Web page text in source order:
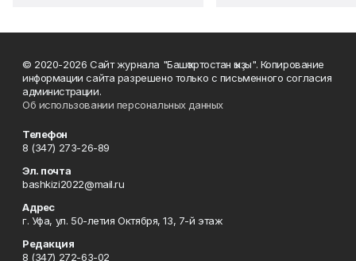
© 2020-2026 Сайт журнала "Башҡортостан ҡыҙы". Копирование
информации сайта разрешено только с письменного согласия
администрации.
Об использовании персональных данных
Телефон
8 (347) 273-26-89
Эл. почта
bashkizi2022@mail.ru
Адрес
г. Уфа, ул. 50-летия Октября, 13, 7-й этаж
Редакция
8 (347) 272-63-02